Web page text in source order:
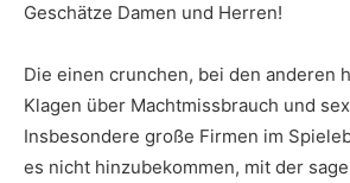
Geschätze Damen und Herren!
Die einen crunchen, bei den anderen
Klagen über Machtmissbrauch und
Insbesondere große Firmen im
es nicht hinzubekommen, mit der